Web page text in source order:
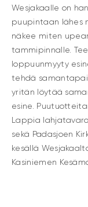
Wesjakaalle on
puupintaan lähes
näkee miten
tammipinnalle.
loppuunmyyty
tehdä
yritän löytää
esine.
Lappia
sekä Padasjoen
kesällä
Kasiniemen